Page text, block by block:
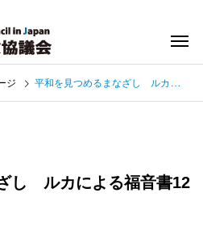
ジ 平和を見つめるまなざし ルカによる福音書12章32節
し ルカによる福音書12